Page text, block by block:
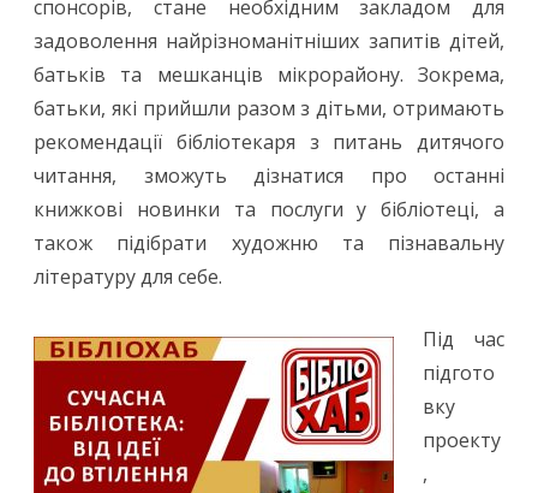
спонсорів, стане необхідним закладом для
задоволення найрізноманітніших запитів дітей,
батьків та мешканців мікрорайону. Зокрема,
батьки, які прийшли разом з дітьми, отримають
рекомендації бібліотекаря з питань дитячого
читання, зможуть дізнатися про останні
книжкові новинки та послуги у бібліотеці, а
також підібрати художню та пізнавальну
літературу для себе.
Під час
підгото
вку
проекту
,